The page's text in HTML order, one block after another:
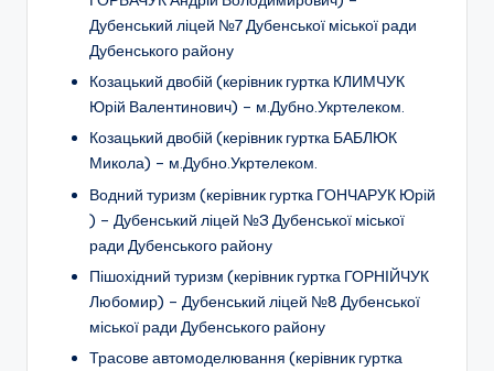
Дубенський ліцей №7 Дубенської міської ради
Дубенського району
Козацький двобій (керівник гуртка КЛИМЧУК
Юрій Валентинович) – м.Дубно.Укртелеком.
Козацький двобій (керівник гуртка БАБЛЮК
Микола) – м.Дубно.Укртелеком.
Водний туризм (керівник гуртка ГОНЧАРУК Юрій
) – Дубенський ліцей №3 Дубенської міської
ради Дубенського району
Пішохідний туризм (керівник гуртка ГОРНІЙЧУК
Любомир) – Дубенський ліцей №8 Дубенської
міської ради Дубенського району
Трасове автомоделювання (керівник гуртка